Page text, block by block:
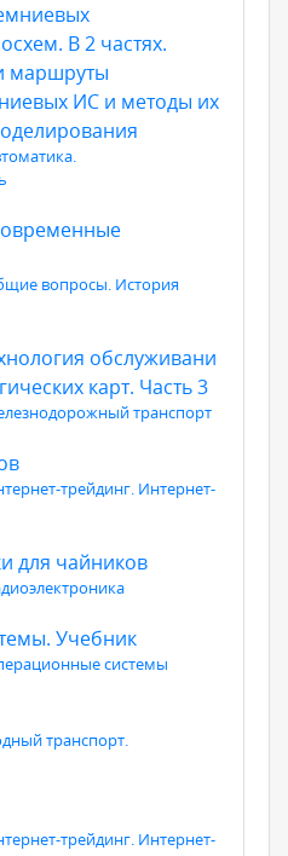
В 2 частях.
маршруты
ИС и методы их
вопросы. История
обслуживани
карт. Часть 3
транспорт
трейдинг. Интернет-
для чайников
Учебник
системы
транспорт.
трейдинг. Интернет-